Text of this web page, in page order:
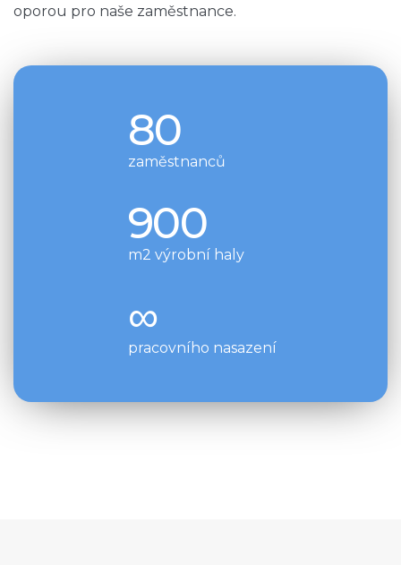
oporou pro naše zaměstnance.
80
zaměstnanců
900
m2 výrobní haly
∞
pracovního nasazení